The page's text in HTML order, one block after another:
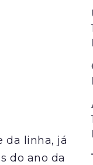
da linha, já
do ano da